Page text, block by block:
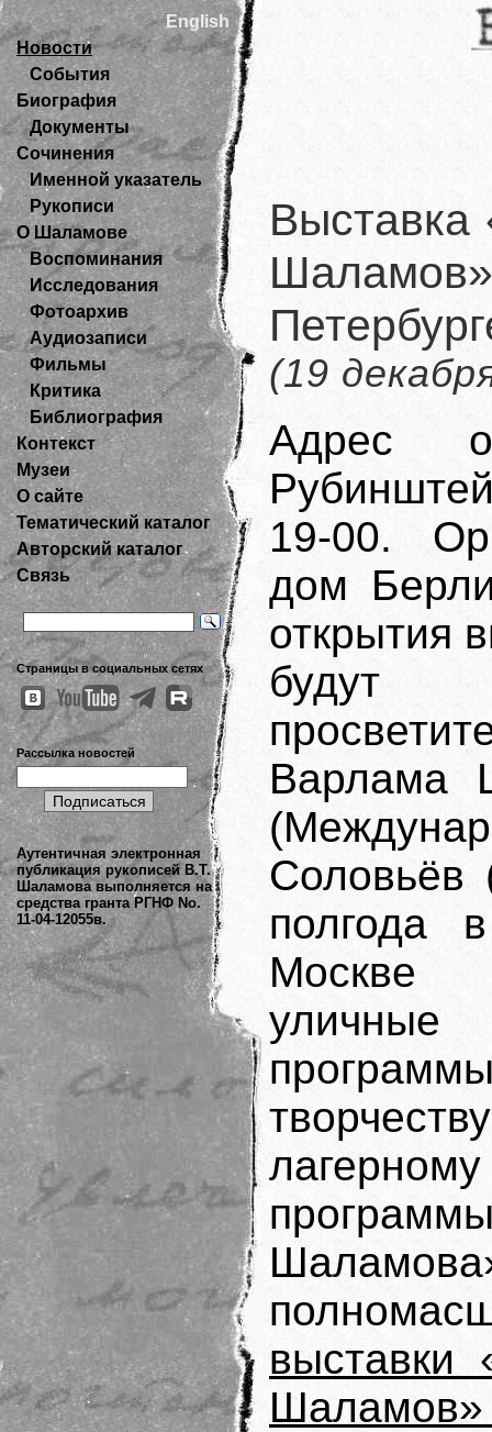
English
Новости
События
Биография
Документы
Сочинения
Именной указатель
Рукописи
О Шаламове
Воспоминания
Исследования
Фотоархив
Аудиозаписи
Фильмы
Критика
Библиография
Контекст
Музеи
О сайте
Тематический каталог
Авторский каталог
Связь
Страницы в социальных сетях
Рассылка новостей
Аутентичная электронная
публикация рукописей В.Т.
Шаламова выполняется на
средства гранта РГНФ No.
11-04-12055в.
(19
Адрес
19-00.
дом
открытия
будут
Варлама
Соловьёв
полгода
Москве
уличные
выставки
Шаламов»